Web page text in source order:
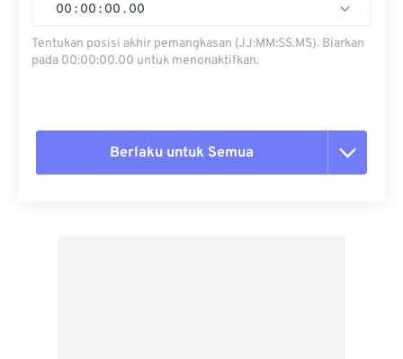
00 : 00 : 00 . 00
Tentukan posisi akhir pemangkasan (JJ:MM:SS.MS). Biarkan
pada 00:00:00.00 untuk menonaktifkan.
Berlaku untuk Semua